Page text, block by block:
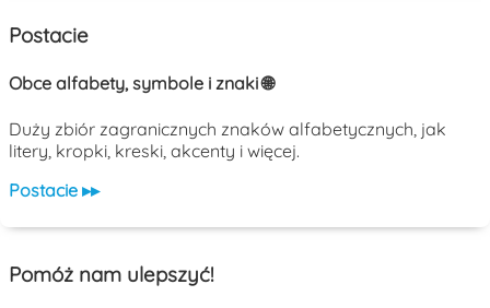
Postacie
Obce alfabety, symbole i znaki 🌐
Duży zbiór zagranicznych znaków alfabetycznych, jak
litery, kropki, kreski, akcenty i więcej.
Postacie ▸▸
Pomóż nam ulepszyć!